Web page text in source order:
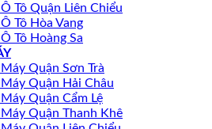
Tô Quận Liên Chiểu
Tô Hòa Vang
Tô Hoàng Sa
Quận Sơn Trà
Quận Hải Châu
Quận Cẩm Lệ
Quận Thanh Khê